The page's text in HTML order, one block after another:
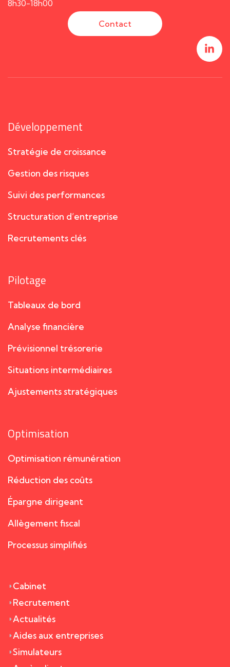
8h30-18h00
Contact
Développement
Stratégie de croissance
Gestion des risques
Suivi des performances
Structuration d’entreprise
Recrutements clés
Pilotage
Tableaux de bord
Analyse financière
Prévisionnel trésorerie
Situations intermédiaires
Ajustements stratégiques
Optimisation
Optimisation rémunération
Réduction des coûts
Épargne dirigeant
Allègement fiscal
Processus simplifiés
Cabinet
Recrutement
Actualités
Aides aux entreprises
Simulateurs